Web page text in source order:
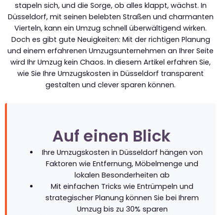
stapeln sich, und die Sorge, ob alles klappt, wächst. In
Düsseldorf, mit seinen belebten Straßen und charmanten
Vierteln, kann ein Umzug schnell überwältigend wirken.
Doch es gibt gute Neuigkeiten: Mit der richtigen Planung
und einem erfahrenen Umzugsunternehmen an Ihrer Seite
wird Ihr Umzug kein Chaos. In diesem Artikel erfahren Sie,
wie Sie Ihre Umzugskosten in Düsseldorf transparent
gestalten und clever sparen können.
Auf einen Blick
Ihre Umzugskosten in Düsseldorf hängen von
Faktoren wie Entfernung, Möbelmenge und
lokalen Besonderheiten ab
Mit einfachen Tricks wie Entrümpeln und
strategischer Planung können Sie bei Ihrem
Umzug bis zu 30% sparen